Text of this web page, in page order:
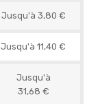
Jusqu'à 3,80 €
Jusqu'à 11,40 €
Jusqu'à
31,68 €